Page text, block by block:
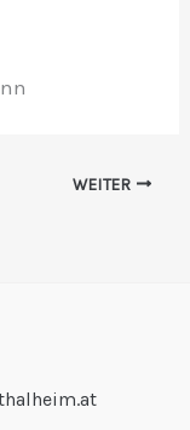
WEITER